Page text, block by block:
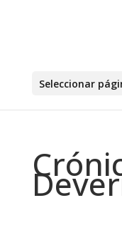
Seleccionar